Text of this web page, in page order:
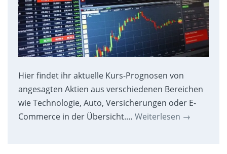
Hier findet ihr aktuelle Kurs-Prognosen von
angesagten Aktien aus verschiedenen Bereichen
wie Technologie, Auto, Versicherungen oder E-
Commerce in der Übersicht.… Weiterlesen →